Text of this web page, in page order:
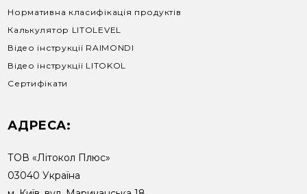
Нормативна класифікація продуктів
Калькулятор LITOLEVEL
Відео інструкції RAIMONDI
Відео інструкції LITOKOL
Сертифікати
АДРЕСА:
ТОВ «Літокол Плюс»
03040 Україна